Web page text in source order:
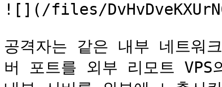
![](/files/
공격자는 같은 내부 네트
버 포트를 외부 리모트